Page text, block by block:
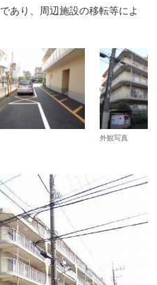
あり、周辺施設の移転等によ
外観写真